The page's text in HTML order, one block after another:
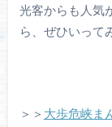
光客からも人気
ら、ぜひいって
＞＞ 大歩危峡ま